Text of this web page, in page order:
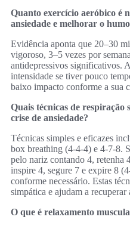
Quanto exercício aeróbico é
ansiedade e melhorar o
Evidência aponta que 20–30
vigoroso, 3–5 vezes por
antidepressivos significativos.
intensidade se tiver pouco
baixo impacto conforme a sua
Quais técnicas de respiração
crise de ansiedade?
Técnicas simples e eficazes
box breathing (4‑4‑4) e 4‑7‑8.
pelo nariz contando 4, retenha
inspire 4, segure 7 e expire 8
conforme necessário. Estas
simpática e ajudam a recuperar
O que é relaxamento